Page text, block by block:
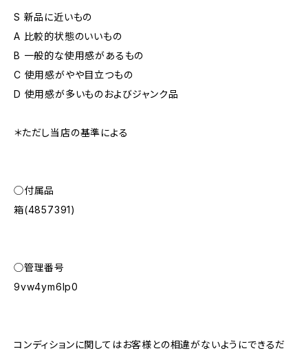
S 新品に近いもの
A 比較的状態のいいもの
B 一般的な使用感があるもの
C 使用感がやや目立つもの
D 使用感が多いものおよびジャンク品
＊ただし当店の基準による
◯付属品
箱(4857391)
◯管理番号
9vw4ym6lp0
コンディションに関してはお客様との相違がないようにできるだ